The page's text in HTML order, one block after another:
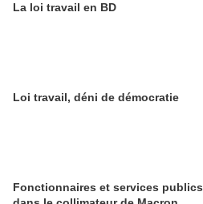
La loi travail en BD
Loi travail, déni de démocratie
Fonctionnaires et services publics